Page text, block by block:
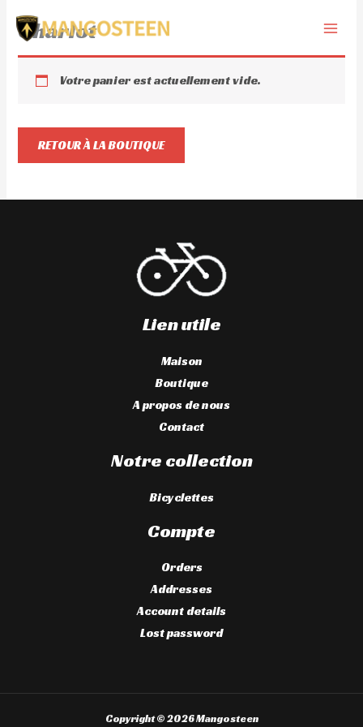
contenu
Chariot
Votre panier est actuellement vide.
RETOUR À LA BOUTIQUE
Lien utile
Maison
Boutique
A propos de nous
Contact
Notre collection
Bicyclettes
Compte
Orders
Addresses
Account details
Lost password
Copyright © 2026 Mangosteen